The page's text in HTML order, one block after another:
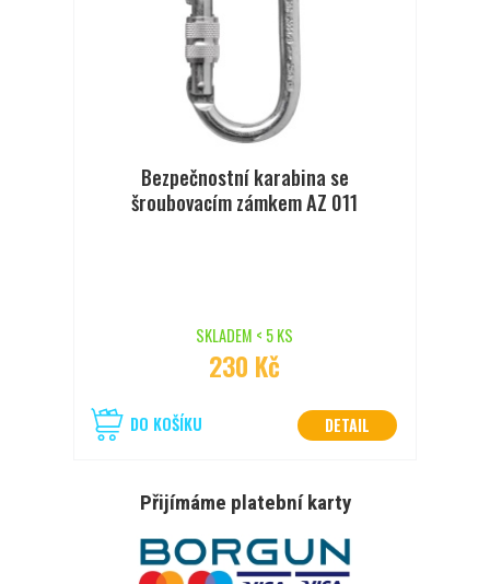
Bezpečnostní karabina se
šroubovacím zámkem AZ 011
SKLADEM < 5 KS
230 Kč
DETAIL
DO KOŠÍKU
Přijímáme platební karty